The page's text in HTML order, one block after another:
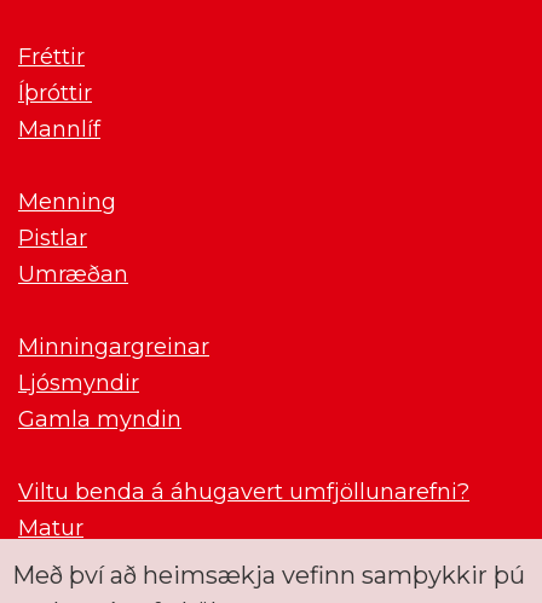
Fréttir
Íþróttir
Mannlíf
Menning
Pistlar
Umræðan
Minningargreinar
Ljósmyndir
Gamla myndin
Viltu benda á áhugavert umfjöllunarefni?
Matur
Með því að heimsækja vefinn samþykkir þú